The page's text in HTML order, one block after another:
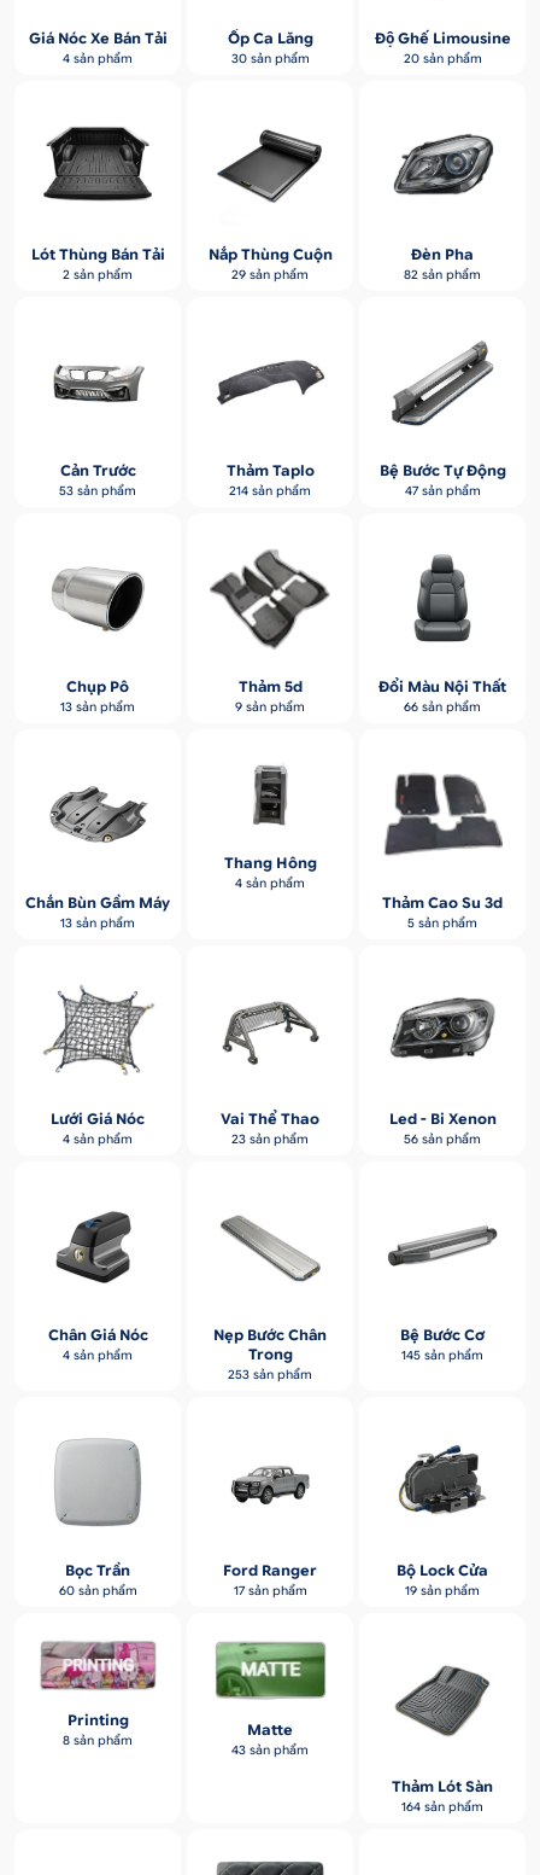
Giá Nóc Xe Bán Tải
4 sản phẩm
Ốp Ca Lăng
30 sản phẩm
Độ Ghế Limousine
20 sản phẩm
Lót Thùng Bán Tải
2 sản phẩm
Nắp Thùng Cuộn
29 sản phẩm
Đèn Pha
82 sản phẩm
Cản Trước
53 sản phẩm
Thảm Taplo
214 sản phẩm
Bệ Bước Tự Động
47 sản phẩm
Chụp Pô
13 sản phẩm
Thảm 5d
9 sản phẩm
Đổi Màu Nội Thất
66 sản phẩm
Chắn Bùn Gầm Máy
13 sản phẩm
Thang Hông
4 sản phẩm
Thảm Cao Su 3d
5 sản phẩm
Lưới Giá Nóc
4 sản phẩm
Vai Thể Thao
23 sản phẩm
Led - Bi Xenon
56 sản phẩm
Chân Giá Nóc
4 sản phẩm
Nẹp Bước Chân
Trong
253 sản phẩm
Bệ Bước Cơ
145 sản phẩm
Bọc Trần
60 sản phẩm
Ford Ranger
17 sản phẩm
Bộ Lock Cửa
19 sản phẩm
Printing
8 sản phẩm
Matte
43 sản phẩm
Thảm Lót Sàn
164 sản phẩm